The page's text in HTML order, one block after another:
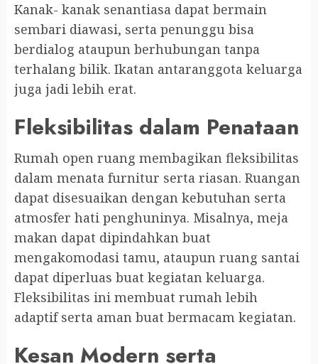
Kanak- kanak senantiasa dapat bermain
sembari diawasi, serta penunggu bisa
berdialog ataupun berhubungan tanpa
terhalang bilik. Ikatan antaranggota keluarga
juga jadi lebih erat.
Fleksibilitas dalam Penataan
Rumah open ruang membagikan fleksibilitas
dalam menata furnitur serta riasan. Ruangan
dapat disesuaikan dengan kebutuhan serta
atmosfer hati penghuninya. Misalnya, meja
makan dapat dipindahkan buat
mengakomodasi tamu, ataupun ruang santai
dapat diperluas buat kegiatan keluarga.
Fleksibilitas ini membuat rumah lebih
adaptif serta aman buat bermacam kegiatan.
Kesan Modern serta